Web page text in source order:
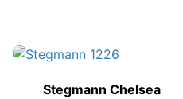
Stegmann Chelsea